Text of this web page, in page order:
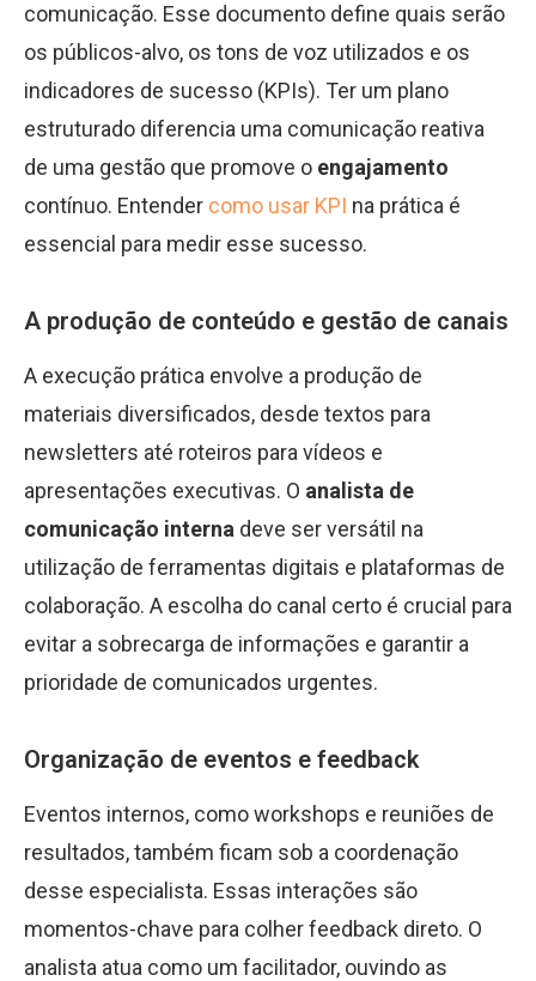
comunicação. Esse documento define quais serão
os públicos-alvo, os tons de voz utilizados e os
indicadores de sucesso (KPIs). Ter um plano
estruturado diferencia uma comunicação reativa
de uma gestão que promove o engajamento
contínuo. Entender como usar KPI na prática é
essencial para medir esse sucesso.
A produção de conteúdo e gestão de canais
A execução prática envolve a produção de
materiais diversificados, desde textos para
newsletters até roteiros para vídeos e
apresentações executivas. O analista de
comunicação interna deve ser versátil na
utilização de ferramentas digitais e plataformas de
colaboração. A escolha do canal certo é crucial para
evitar a sobrecarga de informações e garantir a
prioridade de comunicados urgentes.
Organização de eventos e feedback
Eventos internos, como workshops e reuniões de
resultados, também ficam sob a coordenação
desse especialista. Essas interações são
momentos-chave para colher feedback direto. O
analista atua como um facilitador, ouvindo as